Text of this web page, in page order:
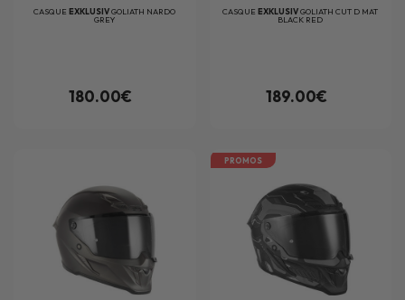
CASQUEEXKLUSIVGOLIATH NARDO
GREY
180.00€
CASQUEEXKLUSIVGOLIATH CUT D MAT
BLACK RED
189.00€
PROMOS